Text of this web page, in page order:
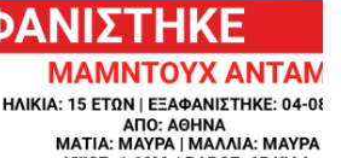
ΤΟ
ΤΩΡΑ